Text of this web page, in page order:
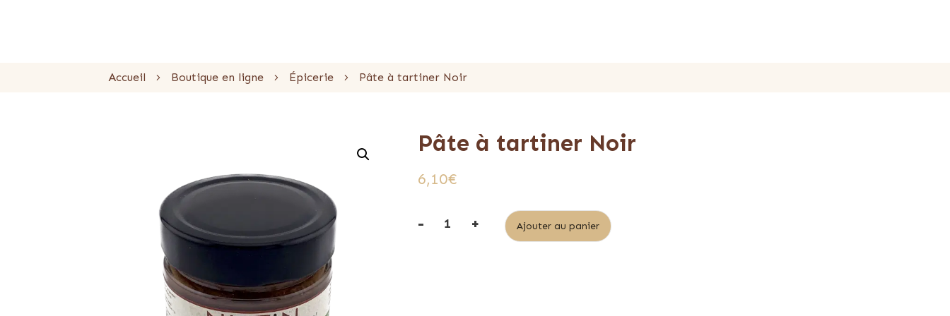
Accueil Boutique en ligne Épicerie Pâte à tartiner Noir
Pâte à tartiner Noir
6,10€
- + Ajouter au panier Alternative: